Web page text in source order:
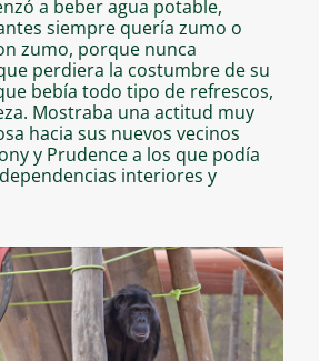
a beber agua potable,
siempre quería zumo o
zumo, porque nunca
perdiera la costumbre de su
bebía todo tipo de refrescos,
Mostraba una actitud muy
hacia sus nuevos vecinos
y Prudence a los que podía
interiores y